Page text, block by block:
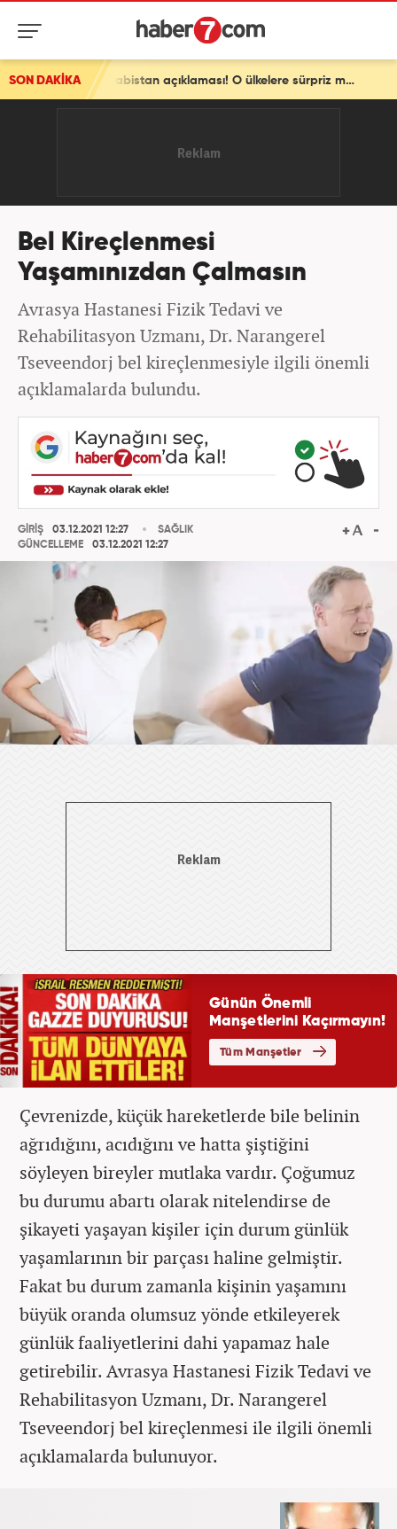
SON DAKİKA Pakistan'dan son dakika Türkiye ve Suudi Arabistan açıklaması! O ülkelere sürpriz mesaj
Bel Kireçlenmesi
Yaşamınızdan Çalmasın
Avrasya Hastanesi Fizik Tedavi ve
Rehabilitasyon Uzmanı, Dr. Narangerel
Tseveendorj bel kireçlenmesiyle ilgili önemli
açıklamalarda bulundu.
GİRİŞ
03.12.2021 12:27
GÜNCELLEME
03.12.2021 12:27
SAĞLIK
Çevrenizde, küçük hareketlerde bile belinin
ağrıdığını, acıdığını ve hatta şiştiğini
söyleyen bireyler mutlaka vardır. Çoğumuz
bu durumu abartı olarak nitelendirse de
şikayeti yaşayan kişiler için durum günlük
yaşamlarının bir parçası haline gelmiştir.
Fakat bu durum zamanla kişinin yaşamını
büyük oranda olumsuz yönde etkileyerek
günlük faaliyetlerini dahi yapamaz hale
getirebilir. Avrasya Hastanesi Fizik Tedavi ve
Rehabilitasyon Uzmanı, Dr. Narangerel
Tseveendorj bel kireçlenmesi ile ilgili önemli
açıklamalarda bulunuyor.